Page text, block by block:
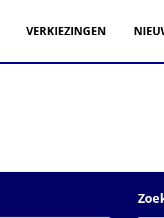
VERKIEZINGEN